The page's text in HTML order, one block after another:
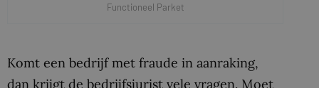
Functioneel Parket
Komt een bedrijf met fraude in aanraking,
dan krijgt de bedrijfsjurist vele vragen. Moet